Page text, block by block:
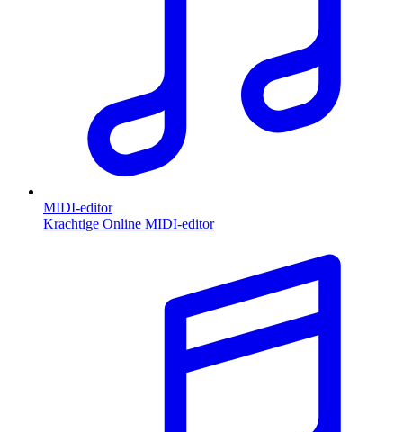
MIDI-editor
Krachtige Online MIDI-editor